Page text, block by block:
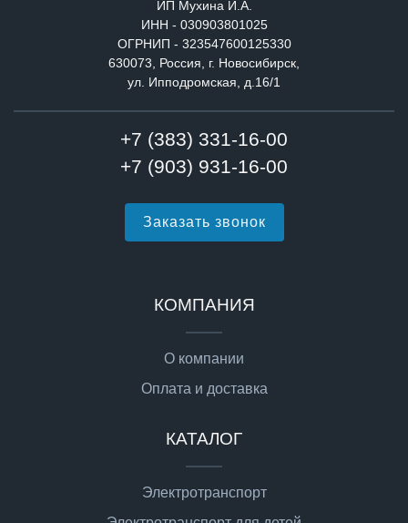
ИП Мухина И.А.
ИНН - 030903801025
ОГРНИП - 323547600125330
630073, Россия, г. Новосибирск,
ул. Ипподромская, д.16/1
+7 (383) 331-16-00
+7 (903) 931-16-00
Заказать звонок
КОМПАНИЯ
О компании
Оплата и доставка
КАТАЛОГ
Электротранспорт